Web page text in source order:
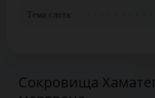
Тема слота:
Сокровища